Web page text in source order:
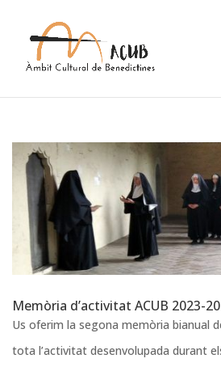
Memòria d’activitat ACUB 2023-
Us oferim la segona memòria bianual
tota l’activitat desenvolupada durant